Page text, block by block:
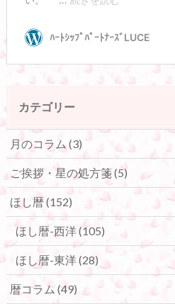
カテゴリー
月のコラム (3)
ご挨拶・星の処方箋(5)
ほし暦(152)
ほし暦-西洋(105)
ほし暦-東洋(28)
暦コラム (49)